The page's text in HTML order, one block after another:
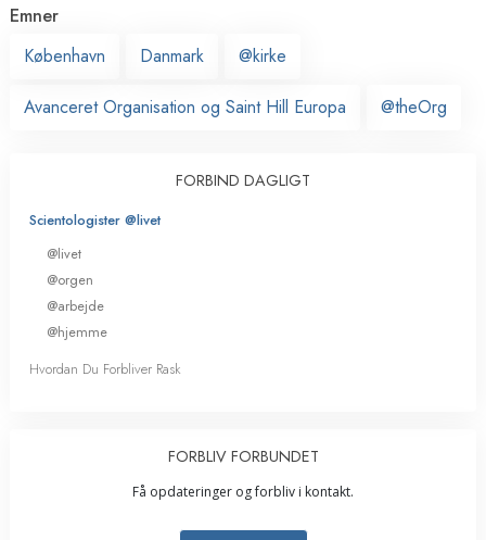
Emner
København
Danmark @kirke
Avanceret Organisation og Saint Hill Europa @theOrg
FORBIND DAGLIGT
Scientologister @livet
@livet
@orgen
@arbejde
@hjemme
Hvordan Du Forbliver Rask
FORBLIV FORBUNDET
Få opdateringer og forbliv i kontakt.